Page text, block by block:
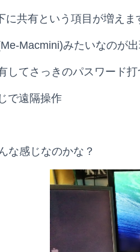
に共有という項目が増えま
Macmini)みたいなのが
してさっきのパスワード
で遠隔操作
な感じなのかな？